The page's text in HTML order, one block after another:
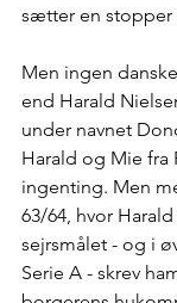
sætter en stopper
Men ingen
end Harald
under navnet
Harald og Mie fra
ingenting. Men
63/64, hvor
sejrsmålet - og i
Serie A - skrev